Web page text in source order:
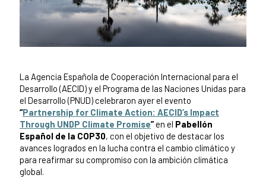
Contenido de la noticia
La Agencia Española de Cooperación Internacional para el
Desarrollo (AECID) y el Programa de las Naciones Unidas para
el Desarrollo (PNUD) celebraron ayer el evento
“Partnership for Climate Action: AECID’s Impact
Through UNDP Climate Promise”en el Pabellón
Español de la COP30, con el objetivo de destacar los
avances logrados en la lucha contra el cambio climático y
para reafirmar su compromiso con la ambición climática
global.